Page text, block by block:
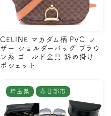
CELINE マカダム柄 PVC レ
ザー ショルダーバッグ ブラウ
ン系 ゴールド金具 斜め掛け
ポシェット
埼玉県 春日部市